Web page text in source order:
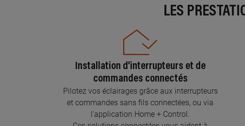
LES
Installation d’interrupteurs et de
commandes connectés
Pilotez vos éclairages grâce aux interrupteurs
et commandes sans fils connectées, ou via
l'application Home + Control.